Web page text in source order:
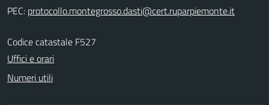
PEC:
Codice catastale F527
Uffici e orari
Numeri utili